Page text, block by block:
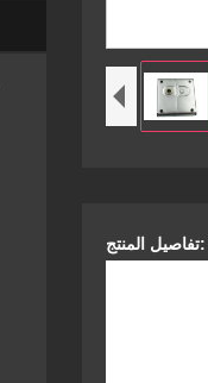
تفاصيل المنتج: